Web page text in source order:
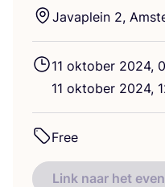
Java­p­lein 2,
11 okto­ber 2024,
11 okto­ber 2024,
Free
Link naar het